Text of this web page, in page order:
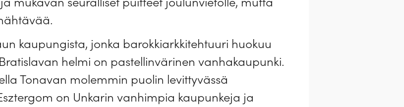
kaupungista, jonka barokkiarkkitehtuuri huokuu
helmi on pastellinvärinen vanhakaupunki.
Tonavan molemmin puolin levittyvässä
on Unkarin vanhimpia kaupunkeja ja